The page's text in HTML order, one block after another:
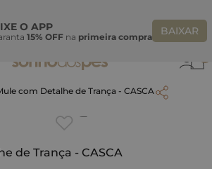
O APP
15% OFF na primeira compra BAIXAR
coleção utilizando o código do seu vendedor*
com Detalhe de Trança - CASCA
de Trança - CASCA